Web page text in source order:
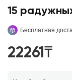
15
Бесплатная
22261₸